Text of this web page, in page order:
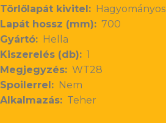
Törlőlapát kivitel: Hagyományos
Lapát hossz (mm): 700
Gyártó: Hella
Kiszerelés (db): 1
Megjegyzés: WT28
Spoilerrel: Nem
Alkalmazás: Teher